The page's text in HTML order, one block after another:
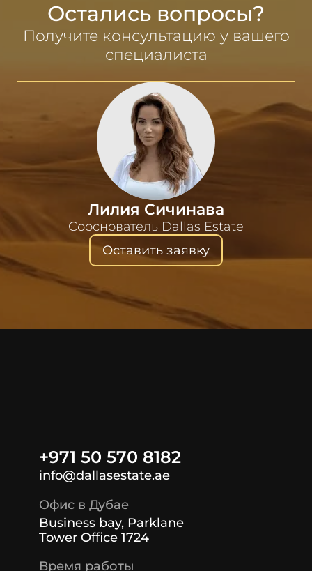
Остались вопросы?
Получите консультацию у вашего
специалиста
Лилия Сичинава
Сооснователь Dallas Estate
Оставить заявку
+971 50 570 8182
info@dallasestate.ae
Офис в Дубае
Business bay, Parklane
Tower Office 1724
Время работы